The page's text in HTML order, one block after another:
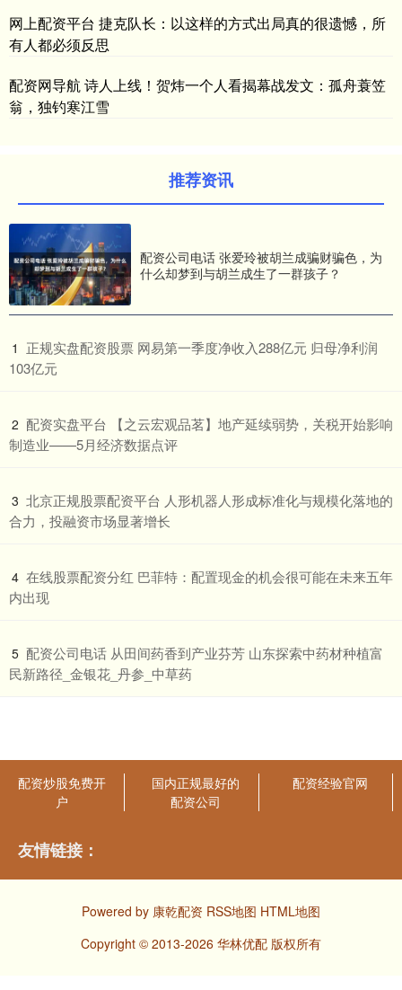
网上配资平台 捷克队长：以这样的方式出局真的很遗憾，所
有人都必须反思
配资网导航 诗人上线！贺炜一个人看揭幕战发文：孤舟蓑笠
翁，独钓寒江雪
推荐资讯
配资公司电话 张爱玲被胡兰成骗财骗色，为
什么却梦到与胡兰成生了一群孩子？
1 ​正规实盘配资股票 网易第一季度净收入288亿元 归母净利润
103亿元
2 ​配资实盘平台 【之云宏观品茗】地产延续弱势，关税开始影响
制造业——5月经济数据点评
3 ​北京正规股票配资平台 人形机器人形成标准化与规模化落地的
合力，投融资市场显著增长
4 ​在线股票配资分红 巴菲特：配置现金的机会很可能在未来五年
内出现
5 ​配资公司电话 从田间药香到产业芬芳 山东探索中药材种植富
民新路径_金银花_丹参_中草药
配资炒股免费开
户
国内正规最好的
配资公司
配资经验官网
友情链接：
Powered by 康乾配资 RSS地图 HTML地图
Copyright © 2013-2026 华林优配 版权所有